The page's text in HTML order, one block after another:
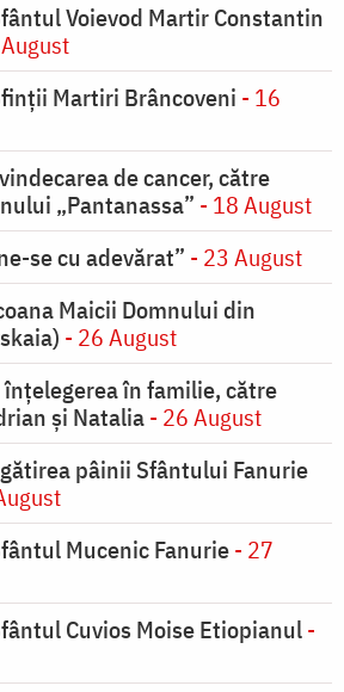
Voievod Martir Constantin
Martiri Brâncoveni - 16
de cancer, către
„Pantanassa” - 18 August
se cu adevărat” - 23 August
Maicii Domnului din
- 26 August
în familie, către
şi Natalia- 26 August
pâinii Sfântului Fanurie
Mucenic Fanurie- 27
Cuvios Moise Etiopianul-